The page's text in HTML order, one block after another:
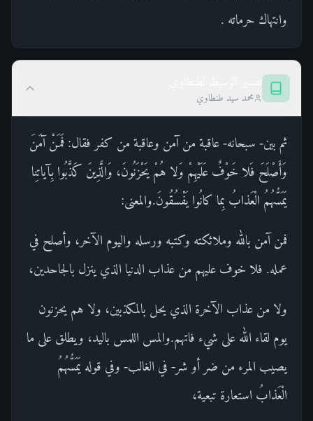
وانتهاك حرماته .
محمد سيد طنطاوي
ثم بين- سبحانه- عاقبة من آمن وعاقبة من كفر فقال: فَمَنْ آمَنَ
وَأَصْلَحَ فَلا خَوْفٌ عَلَيْهِمْ وَلا هُمْ يَحْزَنُونَ، وَالَّذِينَ كَذَّبُوا بِآياتِنا
يَمَسُّهُمُ الْعَذابُ بِما كانُوا يَفْسُقُونَ.والمعنى:
فمن آمن بالله وملائكته وكتبه ورسله واليوم الآخر، وأصلح في
عمله. فلا خوف عليهم من عذاب الدنيا الذي ينزل بالجاحدين،
ولا من عذاب الآخرة الذي يحل بالمكذبين، ولا هم يحزنون
يوم لقاء الله على شيء فاتهم.والمس اللمس باليد، ويطلق على ما
يصيب المرء من ضر أو شر- في الغالب- وفي قوله يَمَسُّهُمُ
الْعَذابُ استعارة تبعية،